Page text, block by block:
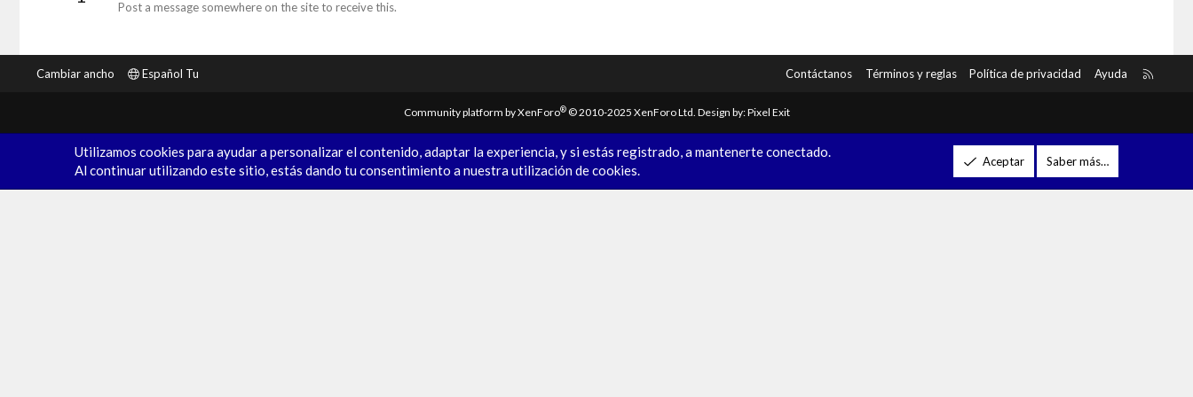
Post a message somewhere on the site to receive this.
Cambiar ancho Español Tu Contáctanos Términos y reglas Política de privacidad Ayuda
Community platform by XenForo® © 2010-2025 XenForo Ltd. Design by:Pixel Exit
Utilizamos cookies para ayudar a personalizar el contenido, adaptar la experiencia, y si estás registrado, a mantenerte conectado.
Al continuar utilizando este sitio, estás dando tu consentimiento a nuestra utilización de cookies.
Aceptar Saber más…